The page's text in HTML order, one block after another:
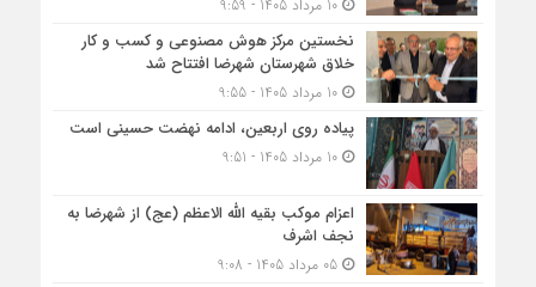
10 مرداد 1405 - 9:59
نخستین مرکز هوش مصنوعی و کسب‌ و کار
خلاق شهرستان شهرضا افتتاح شد
10 مرداد 1405 - 9:55
پیاده روی اربعین، ادامه نهضت حسینی است
10 مرداد 1405 - 9:51
اعزام موکب بقیه الله الاعظم (عج) از شهرضا به
نجف اشرف
05 مرداد 1405 - 9:08